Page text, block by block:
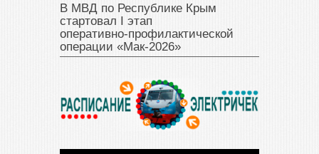
В МВД по Республике Крым
стартовал I этап
оперативно‑профилактической
операции «Мак‑2026»